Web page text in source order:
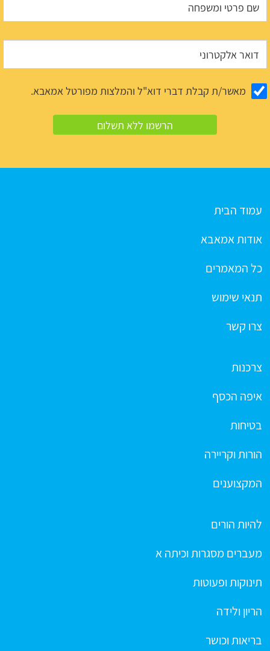
מאשר/ת קבלת דברי דוא"ל והמלצות מפורטל אמאבא.
עמוד הבית
אודות אמאבא
כל המאמרים
תנאי שימוש
צרו קשר
צרכנות
איפה הכסף
בטיחות
הורות וקריירה
המקצוענים
להיות הורים
מעברים מסגרות וכיתה א
תינוקות ופעוטות
הריון ולידה
בריאות וכושר